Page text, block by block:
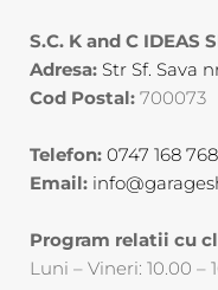
S.C. K and C IDEAS
Adresa: Str Sf. Sava
Cod Postal: 700073
Telefon: 0747 168 768
Email:
Program relatii cu
Luni – Vineri: 10.00 –